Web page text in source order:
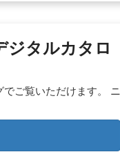
ジタルカタロ
ご覧いただけます。 ニ